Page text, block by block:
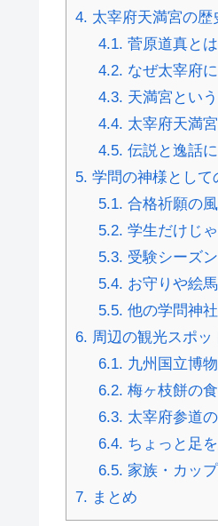
4. 太宰府天満宮の
4.1. 菅原道真と
4.2. なぜ太宰府
4.3. 天満宮とい
4.4. 太宰府天満
4.5. 伝説と逸話
5. 学問の神様として
5.1. 合格祈願の
5.2. 学生だけじ
5.3. 受験シーズ
5.4. お守りや絵
5.5. 他の学問神
6. 周辺の観光スポ
6.1. 九州国立博
6.2. 梅ヶ枝餅の
6.3. 太宰府参道
6.4. ちょっと足
6.5. 家族・カッ
7. まとめ